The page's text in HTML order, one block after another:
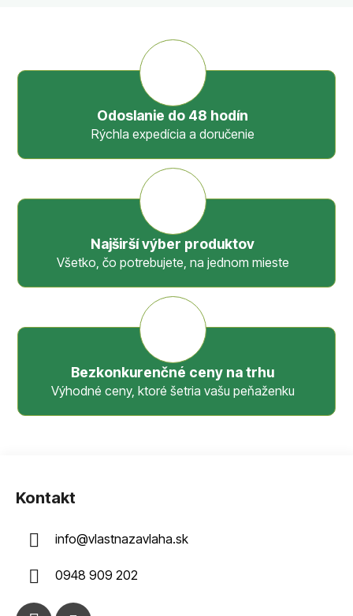
Odoslanie do 48 hodín
Rýchla expedícia a doručenie
Najširší výber produktov
Všetko, čo potrebujete, na jednom mieste
Bezkonkurenčné ceny na trhu
Výhodné ceny, ktoré šetria vašu peňaženku
Kontakt
info@vlastnazavlaha.sk
0948 909 202